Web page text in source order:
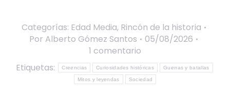
Categorías: Edad Media, Rincón de la historia
Por Alberto Gómez Santos
05/08/2026
1 comentario
Etiquetas:
Creencias Curiosidades históricas Guerras y batallas
Mitos y leyendas Sociedad